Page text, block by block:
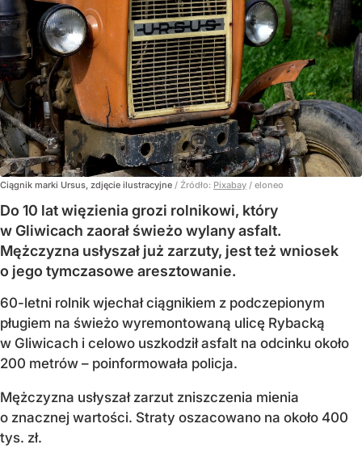
Ciągnik marki Ursus, zdjęcie ilustracyjne / Źródło: Pixabay / eloneo
Do 10 lat więzienia grozi rolnikowi, który
w Gliwicach zaorał świeżo wylany asfalt.
Mężczyzna usłyszał już zarzuty, jest też wniosek
o jego tymczasowe aresztowanie.
60-letni rolnik wjechał ciągnikiem z podczepionym
pługiem na świeżo wyremontowaną ulicę Rybacką
w Gliwicach i celowo uszkodził asfalt na odcinku około
200 metrów – poinformowała policja.
Mężczyzna usłyszał zarzut zniszczenia mienia
o znacznej wartości. Straty oszacowano na około 400
tys. zł.